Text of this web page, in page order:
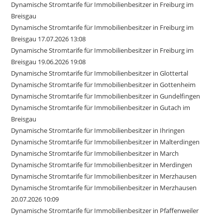
Dynamische Stromtarife für Immobilienbesitzer in Freiburg im
Breisgau
Dynamische Stromtarife für Immobilienbesitzer in Freiburg im
Breisgau 17.07.2026 13:08
Dynamische Stromtarife für Immobilienbesitzer in Freiburg im
Breisgau 19.06.2026 19:08
Dynamische Stromtarife für Immobilienbesitzer in Glottertal
Dynamische Stromtarife für Immobilienbesitzer in Gottenheim
Dynamische Stromtarife für Immobilienbesitzer in Gundelfingen
Dynamische Stromtarife für Immobilienbesitzer in Gutach im
Breisgau
Dynamische Stromtarife für Immobilienbesitzer in Ihringen
Dynamische Stromtarife für Immobilienbesitzer in Malterdingen
Dynamische Stromtarife für Immobilienbesitzer in March
Dynamische Stromtarife für Immobilienbesitzer in Merdingen
Dynamische Stromtarife für Immobilienbesitzer in Merzhausen
Dynamische Stromtarife für Immobilienbesitzer in Merzhausen
20.07.2026 10:09
Dynamische Stromtarife für Immobilienbesitzer in Pfaffenweiler